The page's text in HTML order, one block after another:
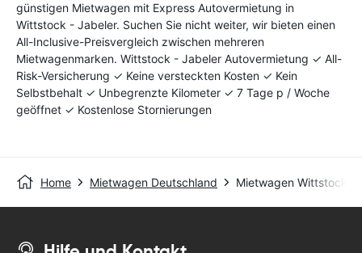
günstigen Mietwagen mit Express Autovermietung in
Wittstock - Jabeler. Suchen Sie nicht weiter, wir bieten einen
All-Inclusive-Preisvergleich zwischen mehreren
Mietwagenmarken. Wittstock - Jabeler Autovermietung ✓ All-
Risk-Versicherung ✓ Keine versteckten Kosten ✓ Kein
Selbstbehalt ✓ Unbegrenzte Kilometer ✓ 7 Tage p / Woche
geöffnet ✓ Kostenlose Stornierungen
Home Mietwagen Deutschland Mietwagen Wittstock -